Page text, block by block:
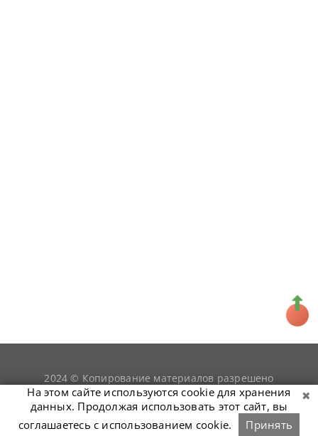
2024 © Копирование материалов разрешено
только при условии гиперссылки наsnookerist.ru
На этом сайте используются cookie для хранения
данных. Продолжая использовать этот сайт, вы
соглашаетесь с использованием cookie.
Принять